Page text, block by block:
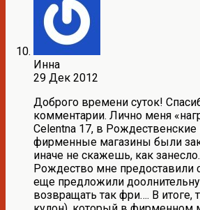
Инна
29 Дек 2012
Доброго времени суток!
комментарии. Лично меня
Celentna 17, в Рождественские
фирменные магазины были
иначе не скажешь, как
Рождество мне предоставили
еще предложили
возвращать так фри…. В итоге,